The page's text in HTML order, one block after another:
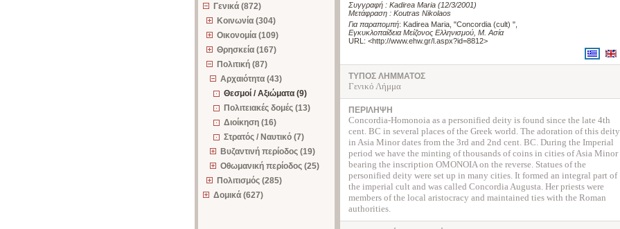
Γενικά (872)
Κοινωνία (304)
Οικονομία (109)
Θρησκεία (167)
Πολιτική (87)
Αρχαιότητα (43)
Θεσμοί / Αξιώματα (9)
Πολιτειακές δομές (13)
Διοίκηση (16)
Στρατός / Ναυτικό (7)
Βυζαντινή περίοδος (19)
Οθωμανική περίοδος (25)
Πολιτισμός (285)
Δομικά (627)
Συγγραφή : Kadirea Maria (12/3/2001)
Μετάφραση : Koutras Nikolaos
Για παραπομπή: Kadirea Maria, "Concordia (cult) "
Εγκυκλοπαίδεια Μείζονος Ελληνισμού, Μ. Ασία
URL: <http://www.ehw.gr/l.aspx?id=8812>
ΤΥΠΟΣ ΛΗΜΜΑΤΟΣ
Γενικό Λήμμα
ΠΕΡΙΛΗΨΗ
Concordia-Homonoia as a personified deity is found since the late 4th
cent. BC in several places of the Greek world. The adoration of this deity
in Asia Minor dates from the 3rd and 2nd cent. BC. During the Imperial
period we have the minting of thousands of coins in cities of Asia Minor
bearing the inscription ΟΜΟΝΟΙΑ on the reverse. Statues of the
personified deity were set up in many cities. It formed an integral part of
the imperial cult and was called Concordia Augusta. Her priests were
members of the local aristocracy and maintained ties with the Roman
authorities.